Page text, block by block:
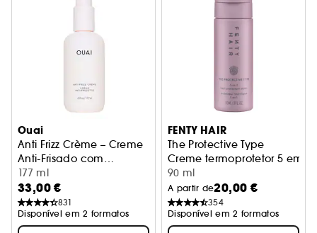
Ouai
Anti Frizz Crème – Creme
Anti-Frisado com
Proteção Térmica
177 ml
33,00 €
831
Disponível em 2 formatos
FENTY HAIR
The Protective Type
Creme termoprotetor 5 em 1
90 ml
A partir de20,00 €
354
Disponível em 2 formatos